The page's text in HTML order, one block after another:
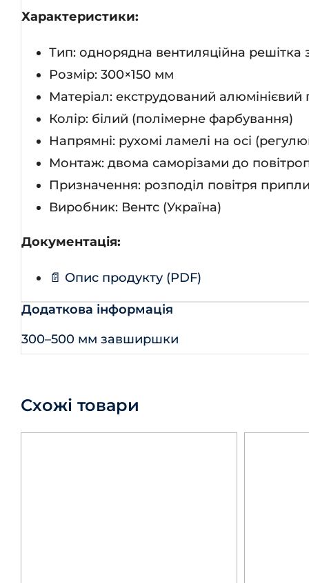
Характеристики:
Тип: однорядна вентиляційна
Розмір: 300×150 мм
Матеріал: екструдований алюмінієвий
Колір: білий (полімерне фарбування)
Напрямні: рухомі ламелі на осі
Монтаж: двома саморізами до
Призначення: розподіл повітря
Виробник: Вентс (Україна)
Документація:
📄 Опис продукту (PDF)
Додаткова інформація
300–500 мм завширшки
Схожі товари